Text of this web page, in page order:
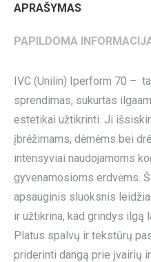
APRAŠYMAS
PAPILDOMA
IVC (Unilin) Iperform 70 –
sprendimas, sukurtas
estetikai užtikrinti. Ji
įbrėžimams, dėmėms bei
intensyviai naudojamoms
gyvenamosioms erdvėms.
apsauginis sluoksnis
ir užtikrina, kad grindys ilgą
Platus spalvų ir tekstūrų
priderinti dangą prie įvairių